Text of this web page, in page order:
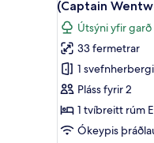
Elliot's
Room)
-
útsýni
yfir
garð
(Sir
Walter
Room)
myndir
fyrir
Herbergi
fyrir
tvo
-
með
(Captain
Útsýni yfir garð
33 fermetrar
1 svefnherbergi
Pláss fyrir 2
1 tvíbreitt rúm
Ókeypis